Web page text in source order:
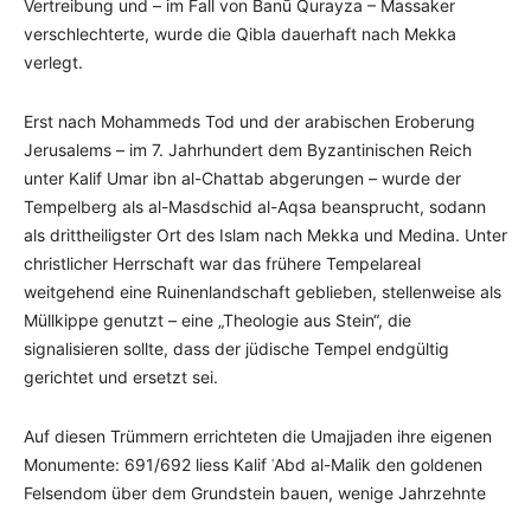
Vertreibung und – im Fall von Banū Qurayza – Massaker
verschlechterte, wurde die Qibla dauerhaft nach Mekka
verlegt.
Erst nach Mohammeds Tod und der arabischen Eroberung
Jerusalems – im 7. Jahrhundert dem Byzantinischen Reich
unter Kalif Umar ibn al-Chattab abgerungen – wurde der
Tempelberg als al-Masdschid al-Aqsa beansprucht, sodann
als drittheiligster Ort des Islam nach Mekka und Medina. Unter
christlicher Herrschaft war das frühere Tempelareal
weitgehend eine Ruinenlandschaft geblieben, stellenweise als
Müllkippe genutzt – eine „Theologie aus Stein“, die
signalisieren sollte, dass der jüdische Tempel endgültig
gerichtet und ersetzt sei.
Auf diesen Trümmern errichteten die Umajjaden ihre eigenen
Monumente: 691/692 liess Kalif ʿAbd al-Malik den goldenen
Felsendom über dem Grundstein bauen, wenige Jahrzehnte